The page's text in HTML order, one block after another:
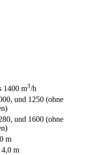
1400 m3/h
und 1250 (ohne
und 1600 (ohne
m
4,0 m